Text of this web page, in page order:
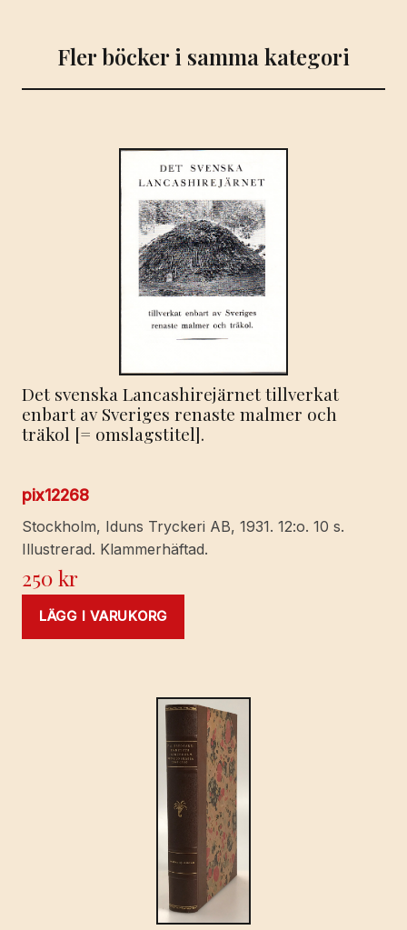
Fler böcker i samma kategori
Det svenska Lancashirejärnet tillverkat
enbart av Sveriges renaste malmer och
träkol [= omslagstitel].
pix12268
Stockholm, Iduns Tryckeri AB, 1931. 12:o. 10 s.
Illustrerad. Klammerhäftad.
250kr
LÄGG I VARUKORG